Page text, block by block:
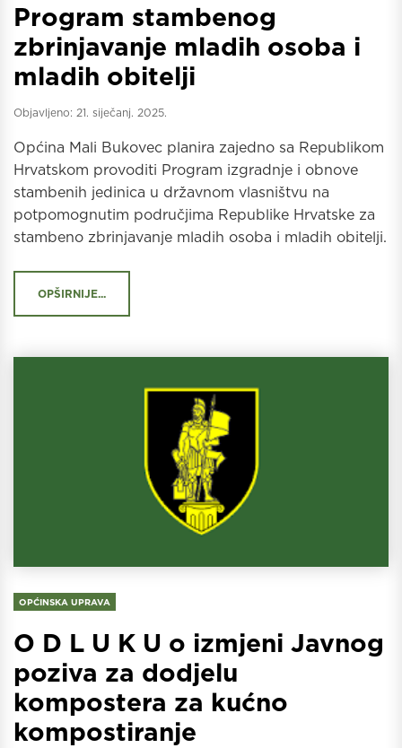
Program stambenog
zbrinjavanje mladih osoba i
mladih obitelji
Objavljeno: 21. siječanj. 2025.
Općina Mali Bukovec planira zajedno sa Republikom
Hrvatskom provoditi Program izgradnje i obnove
stambenih jedinica u državnom vlasništvu na
potpomognutim područjima Republike Hrvatske za
stambeno zbrinjavanje mladih osoba i mladih obitelji.
OPŠIRNIJE...
OPĆINSKA UPRAVA
O D L U K U o izmjeni Javnog
poziva za dodjelu
kompostera za kućno
kompostiranje